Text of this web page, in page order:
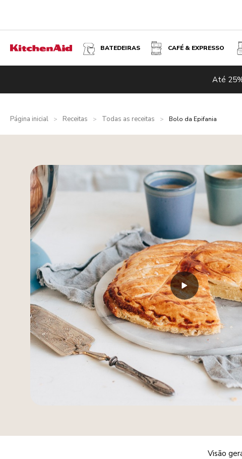
BATEDEIRAS CAFÉ & EXPRESSO
Até
Página inicial > Receitas > Todas as receitas > Bolo da Epifania
Visão